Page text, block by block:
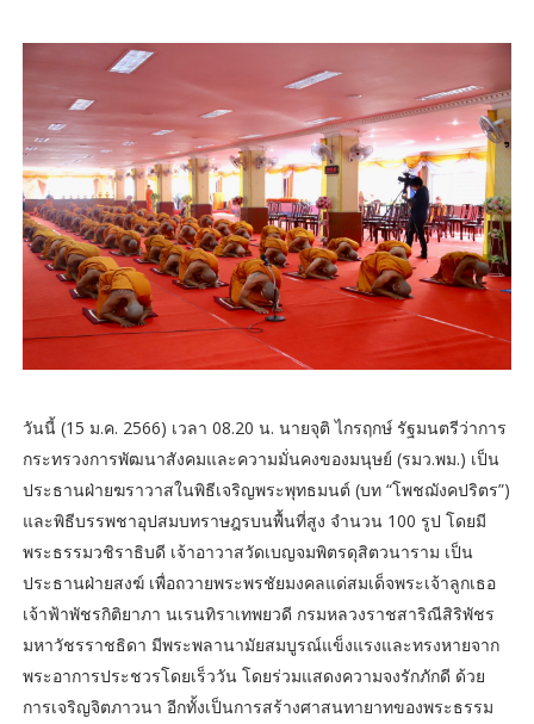
วันนี้ (15 ม.ค. 2566) เวลา 08.20 น. นายจุติ ไกรฤกษ์ รัฐมนตรีว่าการ
กระทรวงการพัฒนาสังคมและความมั่นคงของมนุษย์ (รมว.พม.) เป็น
ประธานฝ่ายฆราวาสในพิธีเจริญพระพุทธมนต์ (บท “โพชฌังคปริตร”)
และพิธีบรรพชาอุปสมบทราษฎรบนพื้นที่สูง จำนวน 100 รูป โดยมี
พระธรรมวชิราธิบดี เจ้าอาวาสวัดเบญจมพิตรดุสิตวนาราม เป็น
ประธานฝ่ายสงฆ์ เพื่อถวายพระพรชัยมงคลแด่สมเด็จพระเจ้าลูกเธอ
เจ้าฟ้าพัชรกิติยาภา นเรนทิราเทพยวดี กรมหลวงราชสาริณีสิริพัชร
มหาวัชรราชธิดา มีพระพลานามัยสมบูรณ์แข็งแรงและทรงหายจาก
พระอาการประชวรโดยเร็ววัน โดยร่วมแสดงความจงรักภักดี ด้วย
การเจริญจิตภาวนา อีกทั้งเป็นการสร้างศาสนทายาทของพระธรรม